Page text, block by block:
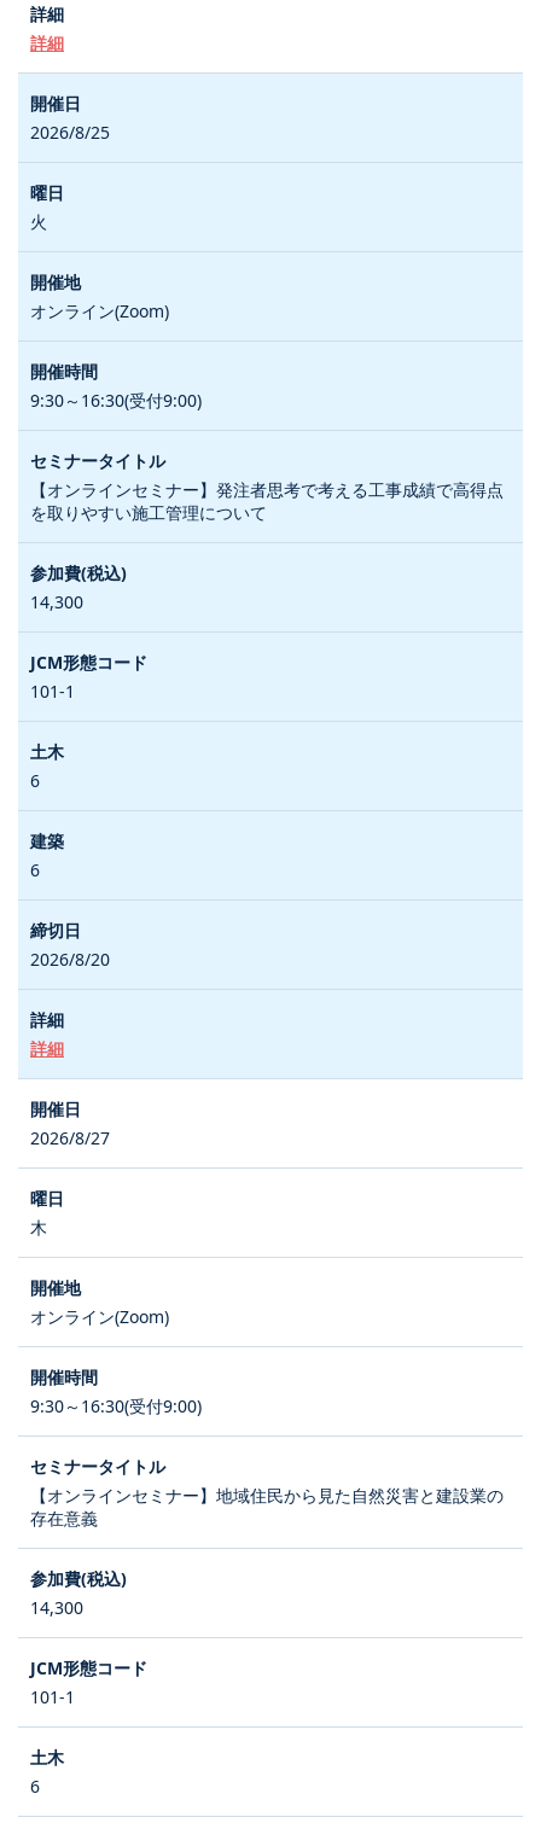
詳細
2026/8/25
火
オンライン(Zoom)
9:30～16:30(受付9:00)
【オンラインセミナー】発注者思考で考える工事成績で高得点
を取りやすい施工管理について
14,300
101-1
6
6
2026/8/20
詳細
2026/8/27
木
オンライン(Zoom)
9:30～16:30(受付9:00)
【オンラインセミナー】地域住民から見た自然災害と建設業の
存在意義
14,300
101-1
6